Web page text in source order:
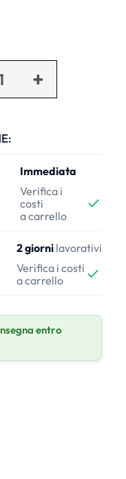
Immediata
Verifica i
costi
a carrello
2 giorni lavorativi
Verifica i costi
a carrello
entro